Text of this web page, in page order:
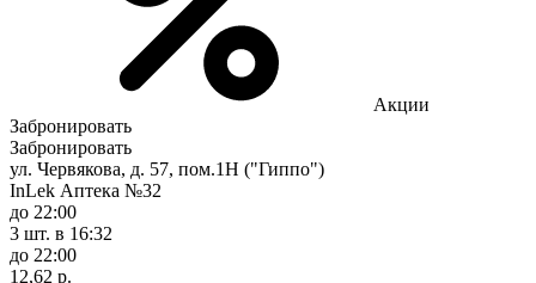
Акции
Забронировать
Забронировать
ул. Червякова, д. 57, пом.1Н ("Гиппо")
InLek Аптека №32
до 22:00
3 шт. в 16:32
до 22:00
12,62 р.